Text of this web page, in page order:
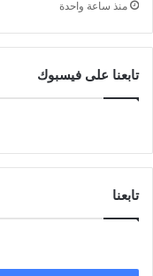
منذ ساعة واحدة
تابعنا على فيسبوك
تابعنا